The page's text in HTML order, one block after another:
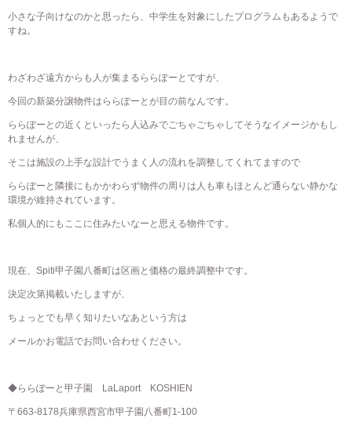
小さな子向けなのかと思ったら、中学生を対象にしたプログラムもあるようで
すね。
わざわざ遠方からも人が集まるららぽーとですが、
今回の新築分譲物件はららぽーとが目の前なんです。
ららぽーとの近くといったら人込みでごちゃごちゃしてそうなイメージかもし
れませんが、
そこは施設の上手な設計でうまく人の流れを調整してくれてますので
ららぽーと隣接にもかかわらず物件の周りは人も車もほとんど通らない静かな
環境が維持されています。
私個人的にもここに住みたいなーと思える物件です。
現在、Spiti甲子園八番町は区画と価格の最終調整中です。
決定次第掲載いたしますが、
ちょっとでも早く知りたいなあという方は
メールかお電話でお問い合わせください。
◆ららぽーと甲子園 LaLaport KOSHIEN
〒663-8178兵庫県西宮市甲子園八番町1-100